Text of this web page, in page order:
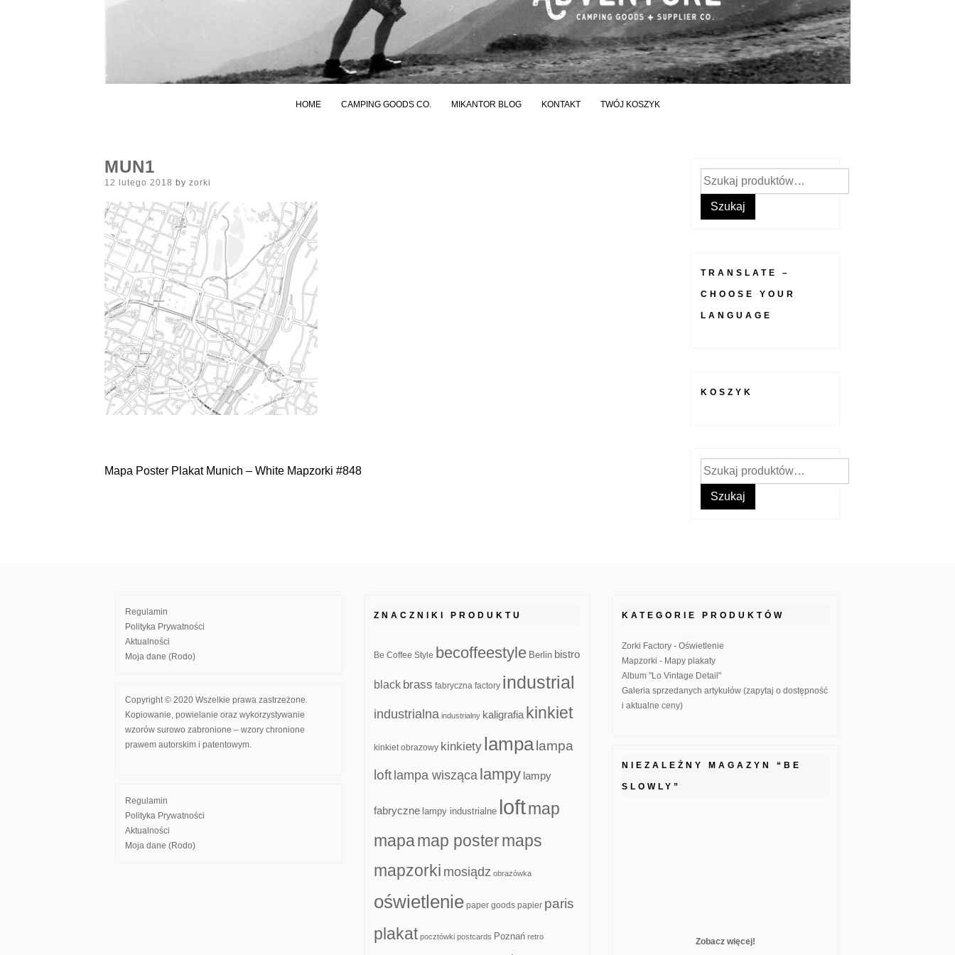
HOME CAMPING GOODS CO. MIKANTOR BLOG KONTAKT TWÓJ KOSZYK
MUN1
Posted
12 lutego 2018 by zorki
Nawigacja
Mapa Poster Plakat Munich – White Mapzorki #848
Szukaj:
Szukaj
TRANSLATE –
CHOOSE YOUR
LANGUAGE
KOSZYK
Szukaj:
Szukaj
Regulamin
Polityka Prywatności
Aktualności
Moja dane (Rodo)
Copyright © 2020 Wszelkie prawa zastrzeżone.
Kopiowanie, powielanie oraz wykorzystywanie
wzorów surowo zabronione – wzory chronione
prawem autorskim i patentowym.
Regulamin
Polityka Prywatności
Aktualności
Moja dane (Rodo)
ZNACZNIKI PRODUKTU
Be Coffee Style becoffeestyle Berlin bistro
black brass fabryczna factory industrial
industrialna industrialny kaligrafia kinkiet
kinkiet obrazowy kinkiety lampa lampa
loft lampa wisząca lampy lampy
fabryczne lampy industrialne loftmap
mapamap postermaps
mapzorki mosiądz obrazówka
oświetlenie paper goods papier paris
plakat pocztówki postcards Poznań retro
KATEGORIE PRODUKTÓW
Zorki Factory - Oświetlenie
Mapzorki - Mapy plakaty
Album "Lo Vintage Detail"
Galeria sprzedanych artykułów (zapytaj o dostępność
i aktualne ceny)
NIEZALEŻNY MAGAZYN “BE
SLOWLY”
Zobacz więcej!